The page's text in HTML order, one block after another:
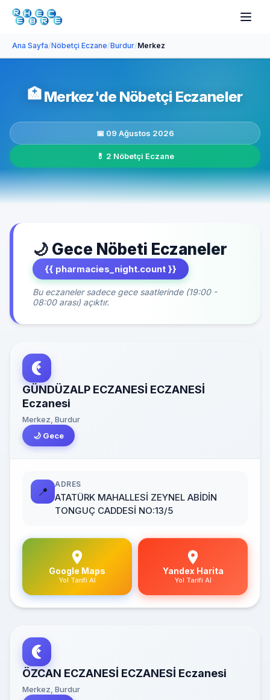
Ana Sayfa/Nöbetçi Eczane/Burdur/Merkez
🏥Merkez'de Nöbetçi Eczaneler
📅 09 Ağustos 2026
💊 2 Nöbetçi Eczane
🌙 Gece Nöbeti Eczaneler
{{ pharmacies_night.count }}
Bu eczaneler sadece gece saatlerinde (19:00 -
08:00 arası) açıktır.
GÜNDÜZALP ECZANESİ ECZANESİ
Eczanesi
Merkez, Burdur
🌙 Gece
📍
ADRES
ATATÜRK MAHALLESİ ZEYNEL ABİDİN
TONGUÇ CADDESİ NO:13/5
Google Maps
Yol Tarifi Al
Yandex Harita
Yol Tarifi Al
ÖZCAN ECZANESİ ECZANESİ Eczanesi
Merkez, Burdur